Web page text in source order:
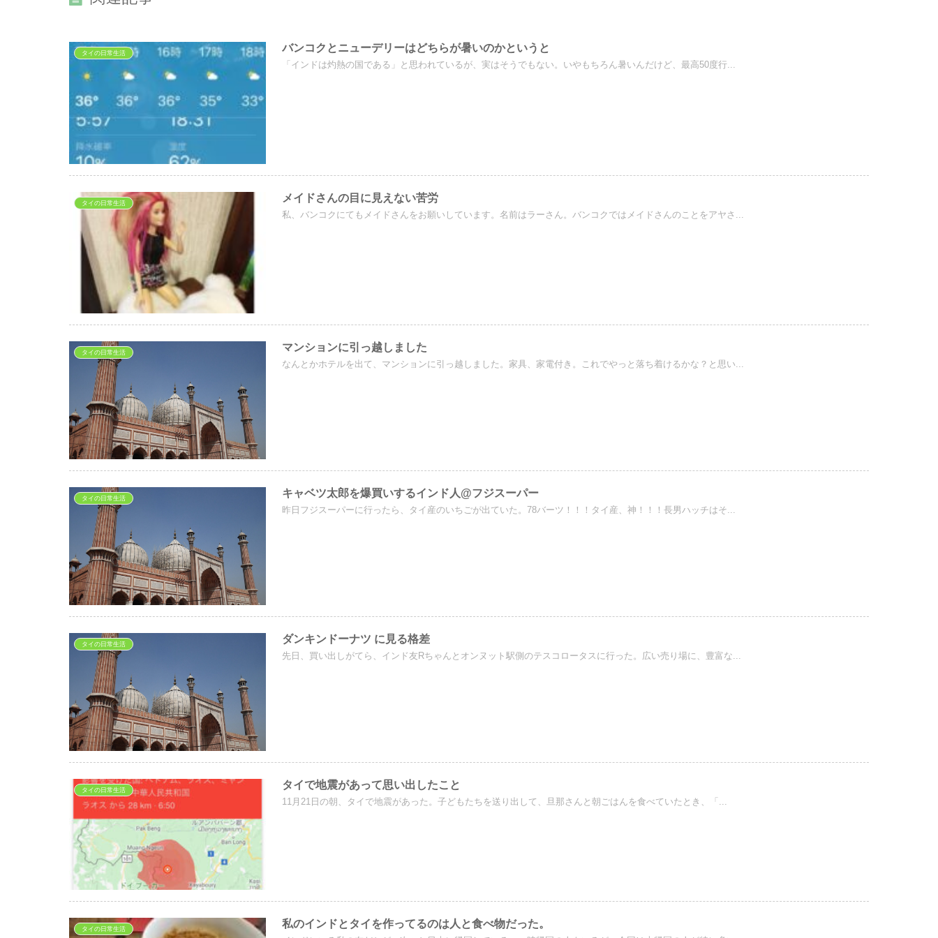
タイの日常生活 バンコクとニューデリーはどちらが暑いのかというと
「インドは灼熱の国である」と思われているが、実はそうでもない。いやもちろん暑いんだけど、最高50度行...
タイの日常生活 メイドさんの目に見えない苦労
私、バンコクにてもメイドさんをお願いしています。名前はラーさん。バンコクではメイドさんのことをアヤさ...
タイの日常生活 マンションに引っ越しました
なんとかホテルを出て、マンションに引っ越しました。家具、家電付き。これでやっと落ち着けるかな？と思い...
タイの日常生活 キャベツ太郎を爆買いするインド人@フジスーパー
昨日フジスーパーに行ったら、タイ産のいちごが出ていた。78バーツ！！！タイ産、神！！！長男ハッチはそ...
タイの日常生活 ダンキンドーナツ に見る格差
先日、買い出しがてら、インド友Rちゃんとオンヌット駅側のテスコロータスに行った。広い売り場に、豊富な...
タイの日常生活 タイで地震があって思い出したこと
11月21日の朝、タイで地震があった。子どもたちを送り出して、旦那さんと朝ごはんを食べていたとき、「...
タイの日常生活 私のインドとタイを作ってるのは人と食べ物だった。